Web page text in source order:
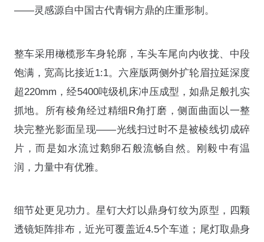
——灵感源自中国古代青铜方鼎的庄重形制 。
整车采用橄榄形车身轮廓，车头车尾向内收拢、中段
饱满，宽高比接近1:1。六座版两侧外扩轮眉拉延深度
超220mm，经5400吨级机床冲压成型，如鼎足般扎实
抓地。所有棱角经过精细R角打磨，侧面曲面以一整
块完整光影面呈现——光线扫过时不是被棱线切成碎
片，而是如水流过鹅卵石般流畅自然 。刚毅中有温
润，力量中有优雅。
细节处更见功力。星钉大灯以鼎身钉纹为原型，四颗
透镜矩阵排布，近光可覆盖近4.5个车道 ；尾灯取鼎身